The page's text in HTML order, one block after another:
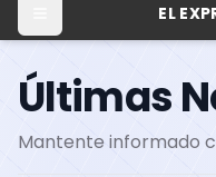
EL
Últimas
Mantente informado